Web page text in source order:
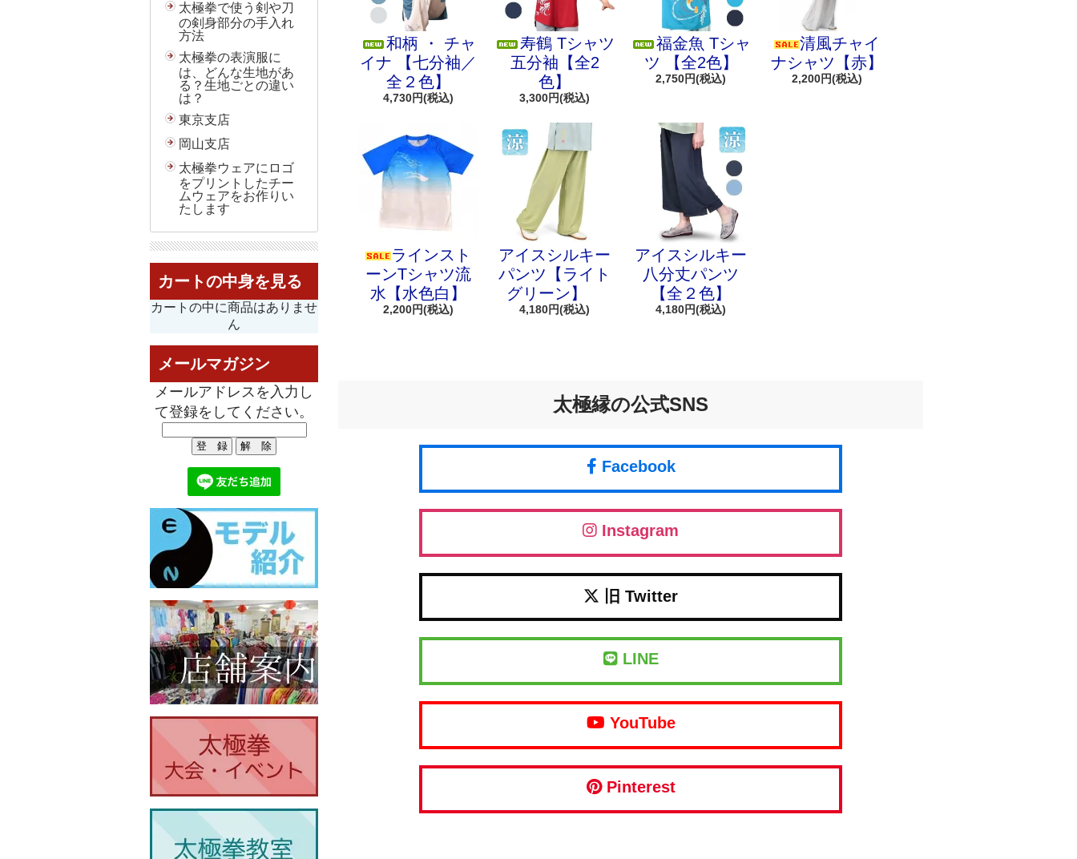
太極拳で使う剣や刀
の剣身部分の手入れ
方法
太極拳の表演服に
は、どんな生地があ
る？生地ごとの違い
は？
東京支店
岡山支店
太極拳ウェアにロゴ
をプリントしたチー
ムウェアをお作りい
たします
カートの中身を見る
カートの中に商品はありませ
ん
メールマガジン
メールアドレスを入力し
て登録をしてください。
和柄 ・ チャ
イナ 【七分袖／
全２色】
4,730円(税込)
寿鶴 Tシャツ
五分袖【全2
色】
3,300円(税込)
福金魚 Tシャ
ツ 【全2色】
2,750円(税込)
清風チャイ
ナシャツ【赤】
2,200円(税込)
ラインスト
ーンTシャツ流
水【水色白】
2,200円(税込)
アイスシルキー
パンツ【ライト
グリーン】
4,180円(税込)
アイスシルキー
八分丈パンツ
【全２色】
4,180円(税込)
太極縁の公式SNS
Facebook
Instagram
旧 Twitter
LINE
YouTube
Pinterest